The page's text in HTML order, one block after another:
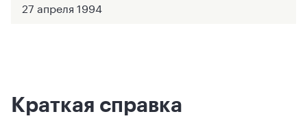
27 апреля 1994
Краткая справка